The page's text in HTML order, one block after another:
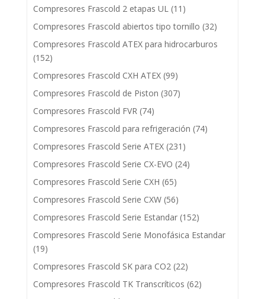
Compresores Frascold 2 etapas UL (11)
Compresores Frascold abiertos tipo tornillo (32)
Compresores Frascold ATEX para hidrocarburos
(152)
Compresores Frascold CXH ATEX (99)
Compresores Frascold de Piston (307)
Compresores Frascold FVR (74)
Compresores Frascold para refrigeración (74)
Compresores Frascold Serie ATEX (231)
Compresores Frascold Serie CX-EVO (24)
Compresores Frascold Serie CXH (65)
Compresores Frascold Serie CXW (56)
Compresores Frascold Serie Estandar (152)
Compresores Frascold Serie Monofásica Estandar
(19)
Compresores Frascold SK para CO2 (22)
Compresores Frascold TK Transcríticos (62)